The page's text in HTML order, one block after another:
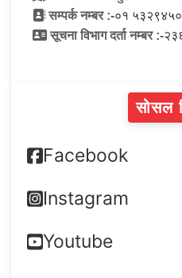
सम्पर्क नम्बर :-०१ ५३२९४५०
सूचना विभाग दर्ता नम्बर :-
सोसल
Facebook
Instagram
Youtube